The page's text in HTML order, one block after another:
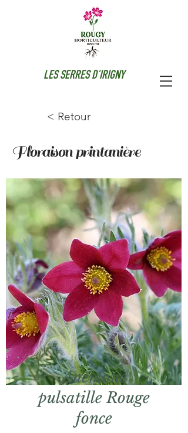
LES SERRES D'IRIGNY
< Retour
Floraison printanière
Anemone
pulsatille Rouge
fonce